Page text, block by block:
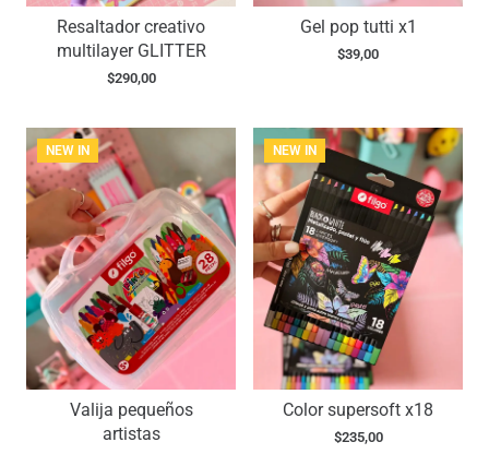
Resaltador creativo
multilayer GLITTER
$290,00
Gel pop tutti x1
$39,00
NEW IN
Valija pequeños
artistas
NEW IN
Color supersoft x18
$235,00